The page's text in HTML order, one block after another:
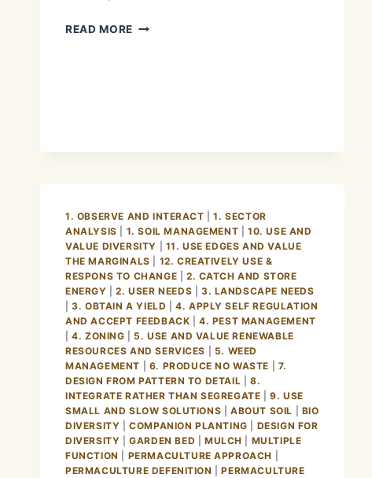
READ MORE OBTAIN
1. OBSERVE AND INTERACT |1. SECTOR
ANALYSIS
1. SOIL MANAGEMENT |10. USE AND
VALUE DIVERSITY
11. USE EDGES AND VALUE
THE MARGINALS
12. CREATIVELY USE &
RESPONS TO CHANGE
2. CATCH AND STORE
ENERGY |2. USER NEEDS
3. LANDSCAPE NEEDS
|3. OBTAIN A YIELD |4. APPLY SELF REGULATION
AND ACCEPT FEEDBACK |4. PEST MANAGEMENT
|4. ZONING
5. USE AND VALUE RENEWABLE
RESOURCES AND SERVICES
5. WEED
MANAGEMENT
6. PRODUCE NO WASTE
7.
DESIGN FROM PATTERN TO DETAIL |8.
INTEGRATE RATHER THAN SEGREGATE |9. USE
SMALL AND SLOW SOLUTIONS |ABOUT SOIL
BIO
DIVERSITY |COMPANION PLANTING
DESIGN FOR
DIVERSITY |GARDEN BED MULCH
MULTIPLE
FUNCTION
PERMACULTURE APPROACH
PERMACULTURE DEFENITION
|PERMACULTURE